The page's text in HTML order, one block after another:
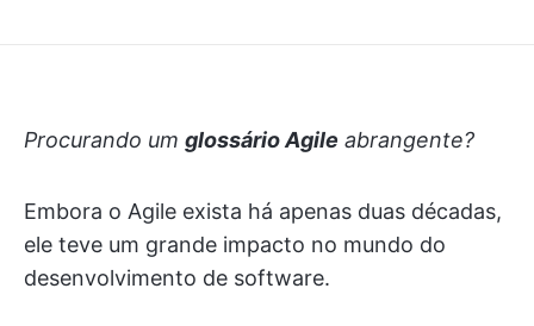
Procurando um glossário Agile abrangente?
Embora o Agile exista há apenas duas décadas,
ele teve um grande impacto no mundo do
desenvolvimento de software.